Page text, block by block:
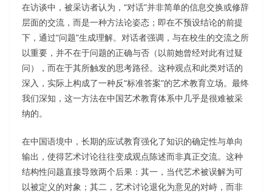
在访谈中，被采访者认为，“对话”并非简单的信息交换或修辞
层面的交流，而是一种方法论姿态；即在不预设结论的前提
下，通过“问题”生成理解。对话者强调，与在校生的交流之所
以重要，并不在于问题的正确与否（以前她曾经对此有过疑
问），而在于其所触发的思考路径。这种观点和此类对话的
深入，实际上构成了一种反“标准答案”的艺术教育立场。最终
我们深知，这一方法在中国艺术教育体系中几乎是很难被采
纳的。
在中国语境中，长期的应试教育强化了知识的确定性与单向
输出，使得艺术讨论往往变成观点陈述而非真正交流。这种
结构性问题直接导致两个后果：其一，当代艺术被误解为可
以被定义的对象；其二，艺术讨论退化为意见的对峙，而非